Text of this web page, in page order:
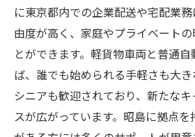
に東京都内での企業配送や宅配業
由度が高く、家庭やプライベート
とができます。軽貨物車両と普通
ば、誰でも始められる手軽さも大
シニアも歓迎されており、新たな
スが広がっています。昭島に拠点